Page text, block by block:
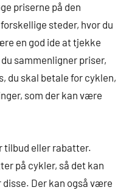
priserne på den
steder, hvor du
en god ide at tjekke
sammenligner priser,
du skal betale for cyklen,
som der kan være
tilbud eller rabatter.
på cykler, så det kan
Der kan også være